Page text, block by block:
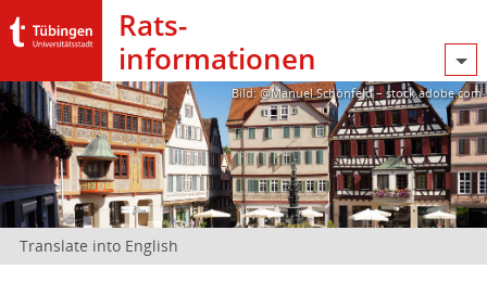
Rats­
informationen
Bild: @Manuel Schönfeld – stock.adobe.com
Translate into English